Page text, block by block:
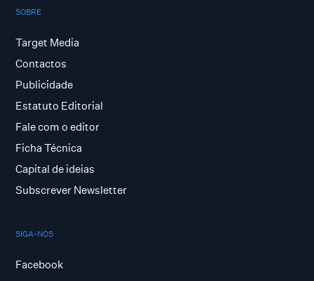
SOBRE
Target Media
Contactos
Publicidade
Estatuto Editorial
Fale com o editor
Ficha Técnica
Capital de ideias
Subscrever Newsletter
SIGA-NOS
Facebook